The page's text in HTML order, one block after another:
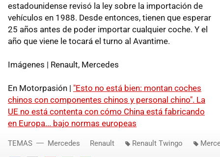
estadounidense revisó la ley sobre la importación de
vehículos en 1988. Desde entonces, tienen que esperar
25 años antes de poder importar cualquier coche. Y el
año que viene le tocará el turno al Avantime.
Imágenes | Renault, Mercedes
En Motorpasión | "Esto no está bien: montan coches
chinos con componentes chinos y personal chino". La
UE no está contenta con cómo China está fabricando
en Europa... bajo normas europeas
TEMAS Mercedes Renault Renault Twingo